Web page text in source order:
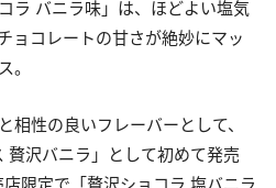
ラ バニラ味」は、ほどよい塩気
ョコレートの甘さが絶妙にマッ
。
相性の良いフレーバーとして、
沢バニラ」として初めて発売